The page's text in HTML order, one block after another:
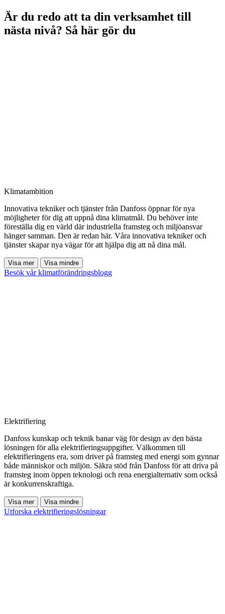
Är du redo att ta din verksamhet till
nästa nivå? Så här gör du
Klimatambition
Innovativa tekniker och tjänster från Danfoss öppnar för nya
möjligheter för dig att uppnå dina klimatmål. Du behöver inte
föreställa dig en värld där industriella framsteg och miljöansvar
hänger samman. Den är redan här. Våra innovativa tekniker och
tjänster skapar nya vägar för att hjälpa dig att nå dina mål.
Visa mer Visa mindre
Besök vår klimatförändringsblogg
Elektrifiering
Danfoss kunskap och teknik banar väg för design av den bästa
lösningen för alla elektrifieringsuppgifter. Välkommen till
elektrifieringens era, som driver på framsteg med energi som gynnar
både människor och miljön. Säkra stöd från Danfoss för att driva på
framsteg inom öppen teknologi och rena energialternativ som också
är konkurrenskraftiga.
Visa mer Visa mindre
Utforska elektrifieringslösningar